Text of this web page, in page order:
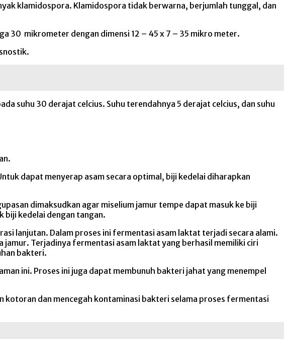
klamidospora. Klamidospora tidak berwarna, berjumlah tunggal, dan
30 mikrometer dengan dimensi 12 – 45 x 7 – 35 mikro meter.
suhu 30 derajat celcius. Suhu terendahnya 5 derajat celcius, dan suhu
dapat menyerap asam secara optimal, biji kedelai diharapkan
dimaksudkan agar miselium jamur tempe dapat masuk ke biji
biji kedelai dengan tangan.
lanjutan. Dalam proses ini fermentasi asam laktat terjadi secara alami.
Terjadinya fermentasi asam laktat yang berhasil memiliki ciri
bakteri.
ini. Proses ini juga dapat membunuh bakteri jahat yang menempel
kotoran dan mencegah kontaminasi bakteri selama proses fermentasi